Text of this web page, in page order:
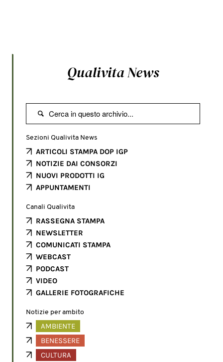
Qualivita News

Sezioni Qualivita News
ARTICOLI STAMPA DOP IGP
NOTIZIE DAI CONSORZI
NUOVI PRODOTTI IG
APPUNTAMENTI
Canali Qualivita
RASSEGNA STAMPA
NEWSLETTER
COMUNICATI STAMPA
WEBCAST
PODCAST
VIDEO
GALLERIE FOTOGRAFICHE
Notizie per ambito
AMBIENTE
BENESSERE
CULTURA